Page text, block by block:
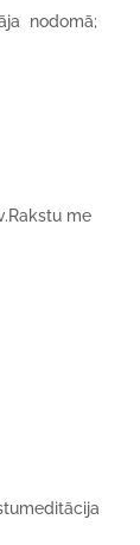
nodomā;
me
meditācija